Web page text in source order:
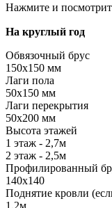
Нажмите и
На круглый год
Обвязочный брус
150х150 мм
Лаги пола
50х150 мм
Лаги перекрытия
50х200 мм
Высота этажей
1 этаж - 2,7м
2 этаж - 2,5м
Профилированный
140х140
Поднятие кровли
1,2м